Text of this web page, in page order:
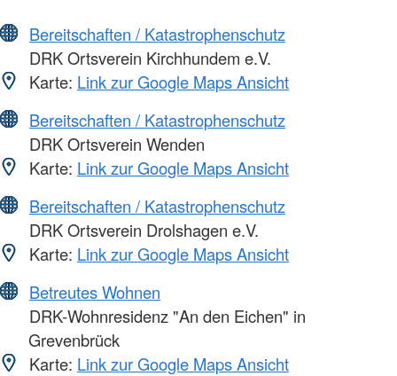
Bereitschaften / Katastrophenschutz
DRK Ortsverein Kirchhundem e.V.
Karte: Link zur Google Maps Ansicht
Bereitschaften / Katastrophenschutz
DRK Ortsverein Wenden
Karte: Link zur Google Maps Ansicht
Bereitschaften / Katastrophenschutz
DRK Ortsverein Drolshagen e.V.
Karte: Link zur Google Maps Ansicht
Betreutes Wohnen
DRK-Wohnresidenz "An den Eichen" in
Grevenbrück
Karte: Link zur Google Maps Ansicht